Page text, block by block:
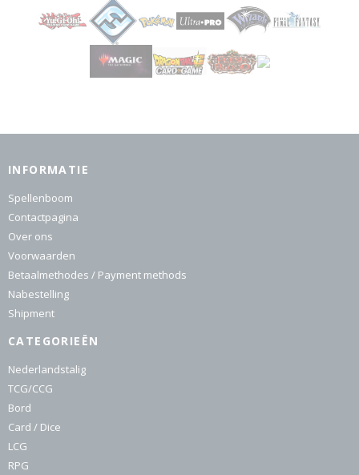
INFORMATIE
Spellenboom
Contactpagina
Over ons
Voorwaarden
Betaalmethodes / Payment methods
Nabestelling
Shipment
CATEGORIEËN
Nederlandstalig
TCG/CCG
Bord
Card / Dice
LCG
RPG